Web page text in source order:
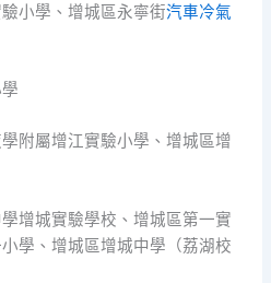
驗小學、增城區永寧街汽車冷氣
附屬增江實驗小學、增城區增
增城實驗學校、增城區第一實
學、增城區增城中學（荔湖校